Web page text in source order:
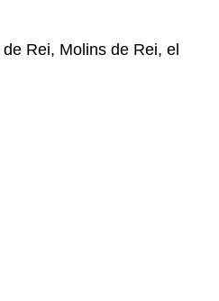
Rei, Molins de Rei, el